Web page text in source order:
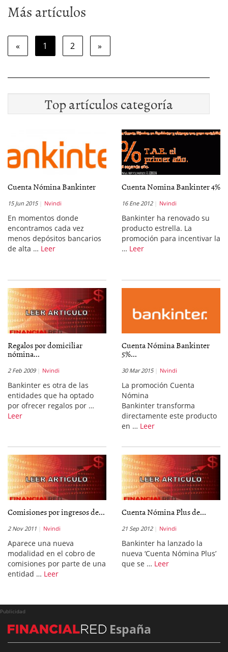
Más artículos
« 1 2 »
Top artículos categoría
Cuenta Nómina Bankinter
15 Jun 2015 Nvindi
En momentos donde
encontramos cada vez
menos depósitos bancarios
de alta … Leer
Cuenta Nomina Bankinter 4%
16 Ene 2012 Nvindi
Bankinter ha renovado su
producto estrella. La
promoción para incentivar la
… Leer
Regalos por domiciliar
nómina...
2 Feb 2009 Nvindi
Bankinter es otra de las
entidades que ha optado
por ofrecer regalos por …
Leer
Cuenta Nómina Bankinter
5%...
30 Mar 2015 Nvindi
La promoción Cuenta
Nómina
Bankinter transforma
directamente este producto
en … Leer
Comisiones por ingresos de...
2 Nov 2011 Nvindi
Aparece una nueva
modalidad en el cobro de
comisiones por parte de una
entidad … Leer
Cuenta Nómina Plus de...
21 Sep 2012 Nvindi
Bankinter ha lanzado la
nueva ‘Cuenta Nómina Plus’
que se … Leer
Publicidad
España